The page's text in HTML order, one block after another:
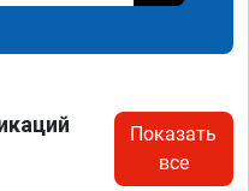
Показать
все